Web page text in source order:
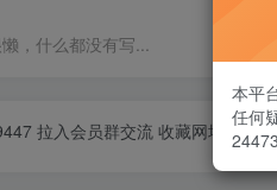
，什么都没有写...
拉入会员群交流 收藏网址，回
本平
任何